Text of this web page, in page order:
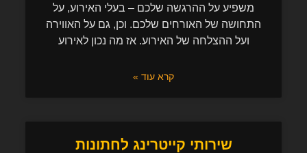
משפיע על ההרגשה שלכם – בעלי האירוע, על
התחושה של האורחים שלכם. וכן, גם על האווירה
ועל ההצלחה של האירוע. אז מה נכון לאירוע
קרא עוד »
שירותי קייטרינג לחתונות